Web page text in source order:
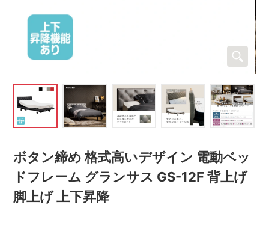
ボタン締め 格式高いデザイン 電動ベッ
ドフレーム グランサス GS-12F 背上げ
脚上げ 上下昇降